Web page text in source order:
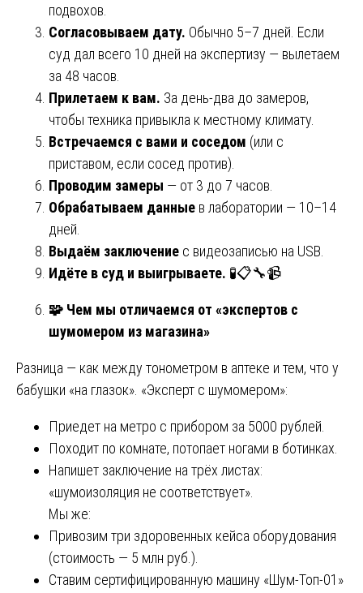
подвохов.
Согласовываем дату. Обычно 5–7 дней. Если
суд дал всего 10 дней на экспертизу — вылетаем
за 48 часов.
Прилетаем к вам. За день-два до замеров,
чтобы техника привыкла к местному климату.
Встречаемся с вами и соседом (или с
приставом, если сосед против).
Проводим замеры — от 3 до 7 часов.
Обрабатываем данные в лаборатории — 10–14
дней.
Выдаём заключение с видеозаписью на USB.
Идёте в суд и выигрываете. 🧪📋🔧📹
🧩 Чем мы отличаемся от «экспертов с
шумомером из магазина»
Разница — как между тонометром в аптеке и тем, что у
бабушки «на глазок». «Эксперт с шумомером»:
Приедет на метро с прибором за 5000 рублей.
Походит по комнате, потопает ногами в ботинках.
Напишет заключение на трёх листах:
«шумоизоляция не соответствует».
Мы же:
Привозим три здоровенных кейса оборудования
(стоимость — 5 млн руб.).
Ставим сертифицированную машину «Шум-Топ-01»